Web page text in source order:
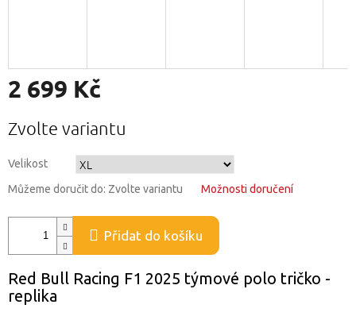
2 699 Kč
cena:
Zvolte variantu
Velikost
Můžeme doručit do: Zvolte variantu Možnosti doručení
Přidat do košíku
Red Bull Racing F1 2025 týmové polo tričko -
replika